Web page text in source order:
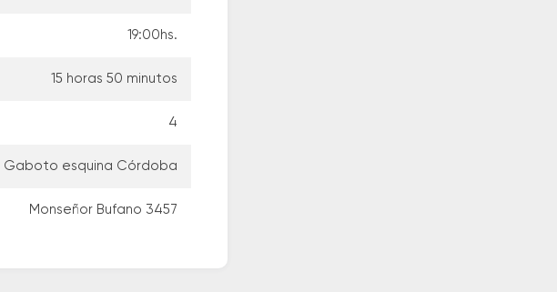
19:00hs.
15 horas 50 minutos
4
Gaboto esquina Córdoba
Monseñor Bufano 3457